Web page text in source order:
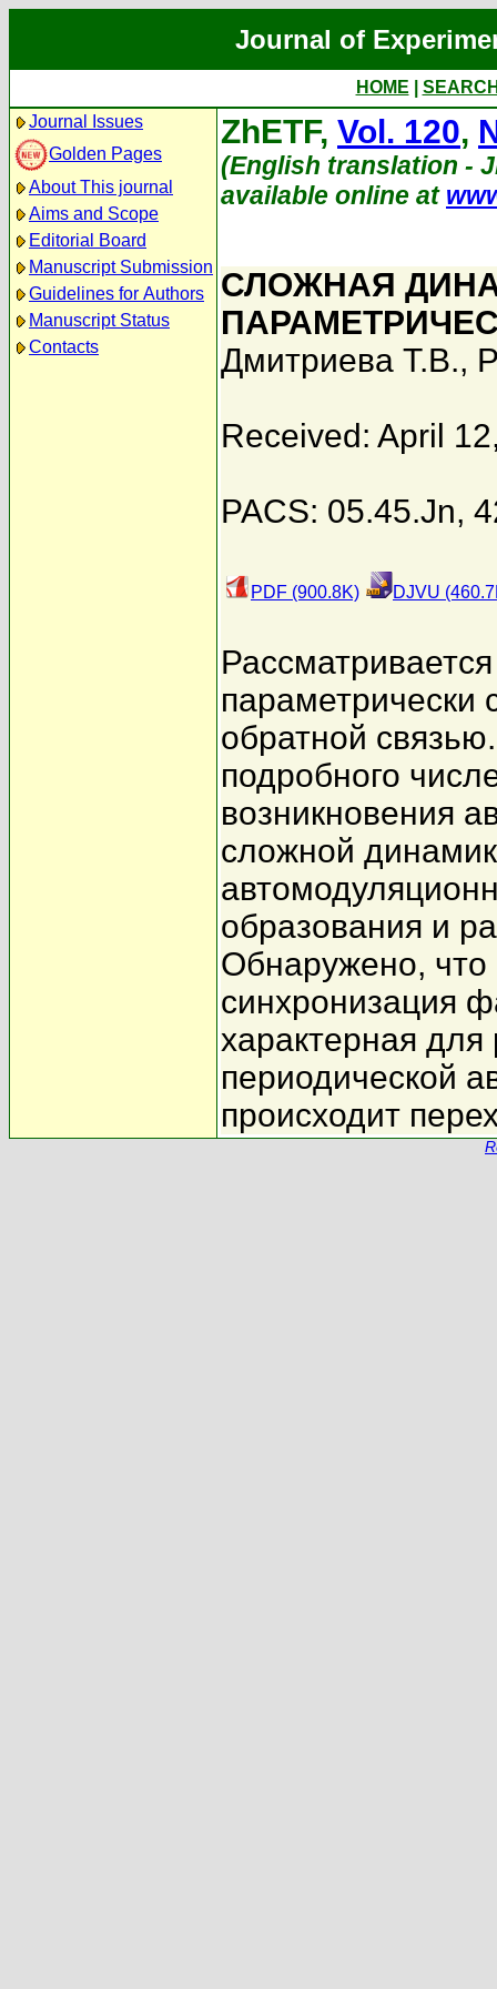
Journal of
HOME
Journal Issues
Golden Pages
About This journal
Aims and Scope
Editorial Board
Manuscript Submission
Guidelines for Authors
Manuscript Status
Contacts
ZhETF, Vol. 120,
(English translation -
available online at
СЛОЖНАЯ
Дмитриева Т.В.,
Received: April
PACS: 05.45.Jn,
PDF (900.8K) DJVU
параметрически
обратной
подробного
возникновения
сложной
образования и
Обнаружено, что
синхронизация
характерная
периодической
происходит